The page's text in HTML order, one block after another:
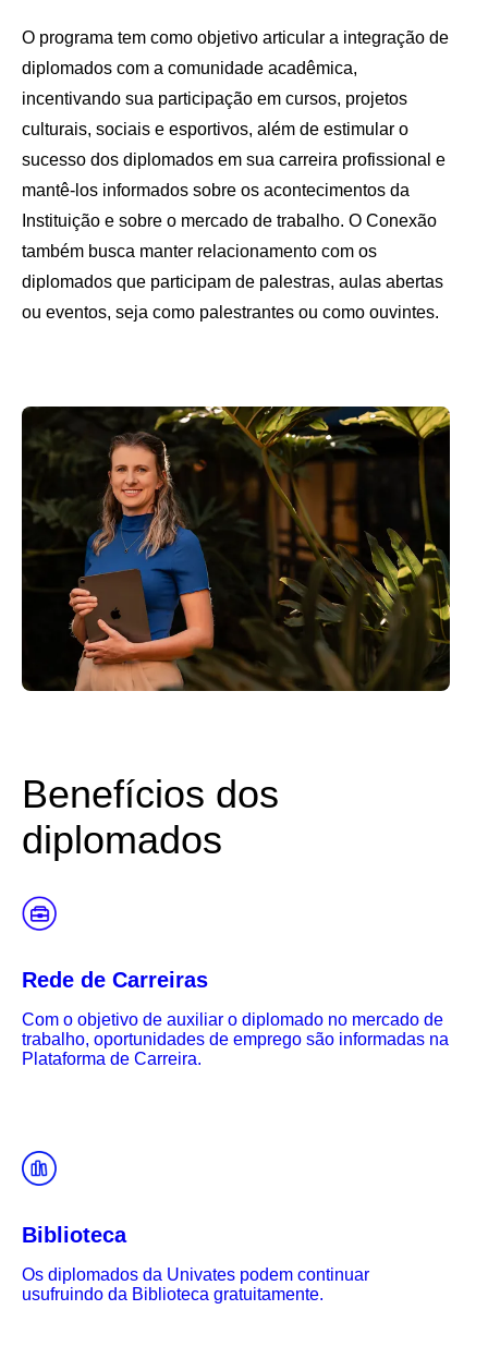
O programa tem como objetivo articular a integração de
diplomados com a comunidade acadêmica,
incentivando sua participação em cursos, projetos
culturais, sociais e esportivos, além de estimular o
sucesso dos diplomados em sua carreira profissional e
mantê-los informados sobre os acontecimentos da
Instituição e sobre o mercado de trabalho. O Conexão
também busca manter relacionamento com os
diplomados que participam de palestras, aulas abertas
ou eventos, seja como palestrantes ou como ouvintes.
Benefícios dos
diplomados
Rede de Carreiras
Com o objetivo de auxiliar o diplomado no mercado de
trabalho, oportunidades de emprego são informadas na
Plataforma de Carreira.
Biblioteca
Os diplomados da Univates podem continuar
usufruindo da Biblioteca gratuitamente.